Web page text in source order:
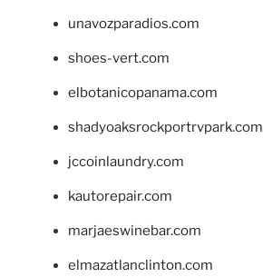
unavozparadios.com
shoes-vert.com
elbotanicopanama.com
shadyoaksrockportrvpark.com
jccoinlaundry.com
kautorepair.com
marjaeswinebar.com
elmazatlanclinton.com